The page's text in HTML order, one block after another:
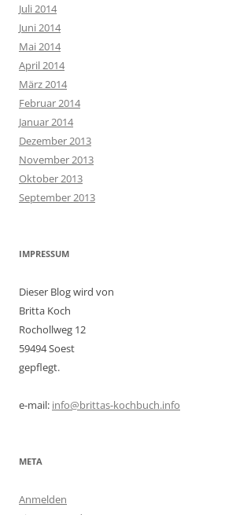
Juli 2014
Juni 2014
Mai 2014
April 2014
März 2014
Februar 2014
Januar 2014
Dezember 2013
November 2013
Oktober 2013
September 2013
IMPRESSUM
Dieser Blog wird von
Britta Koch
Rochollweg 12
59494 Soest
gepflegt.
e-mail: info@brittas-kochbuch.info
META
Anmelden